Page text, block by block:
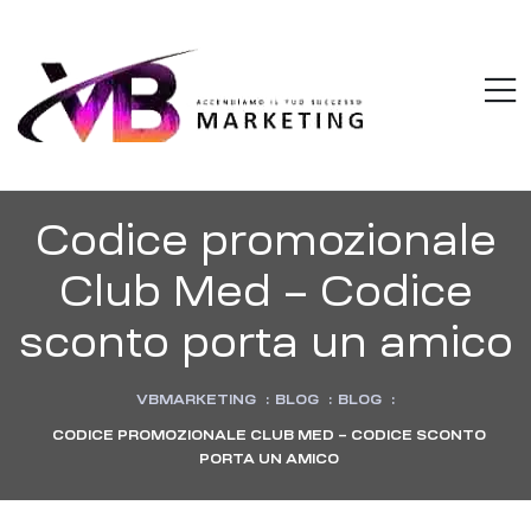
Codice promozionale
Club Med – Codice
sconto porta un amico
VBMARKETING : BLOG : BLOG :
CODICE PROMOZIONALE CLUB MED – CODICE SCONTO
PORTA UN AMICO